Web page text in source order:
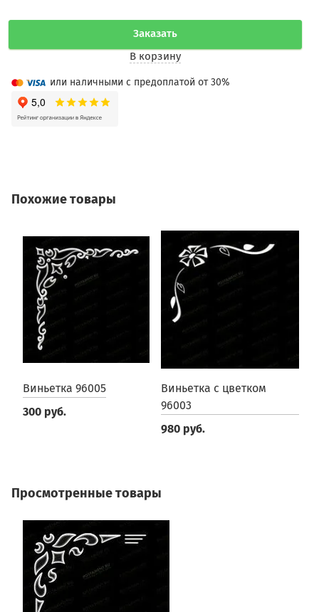
Заказать
В корзину
или наличными с предоплатой от 30%
Похожие товары
Виньетка 96005
300 руб.
Виньетка с цветком
96003
980 руб.
Просмотренные товары